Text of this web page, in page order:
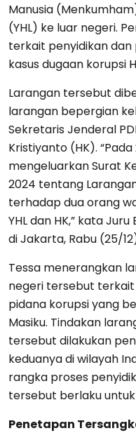
Manusia
(YHL) ke luar negeri.
terkait penyidikan
kasus dugaan korupsi
Larangan tersebut
larangan bepergian
Sekretaris Jenderal
Kristiyanto (HK).
mengeluarkan Surat
2024 tentang
terhadap dua orang
YHL dan HK,” kata
di Jakarta, Rabu (25/
Tessa menerangkan
negeri tersebut
pidana korupsi yang
Masiku. Tindakan
tersebut dilakukan
keduanya di wilayah
rangka proses
tersebut berlaku
Penetapan